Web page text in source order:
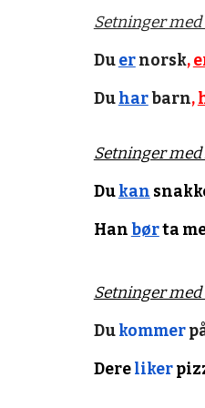
Setninger
Duernorsk,
Duharbarn,
Setninger
Dukan
Han børta
Setninger med
Dukommer
Dereliker